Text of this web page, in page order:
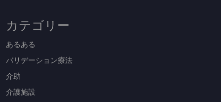
カテゴリー
あるある
バリデーション療法
介助
介護施設